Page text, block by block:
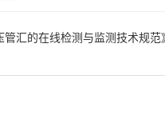
汇的在线检测与监测技术规范